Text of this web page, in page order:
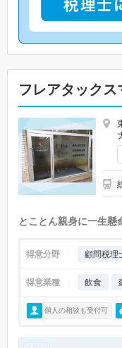
フレアタックス
とことん親身に一生懸
得意分野 顧問税理
得意業種 飲食
個人の相談も受付可